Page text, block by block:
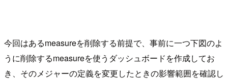
今回はあるmeasureを削除する前提で、事前に一つ下図のよ
うに削除するmeasureを使うダッシュボードを作成してお
き、そのメジャーの定義を変更したときの影響範囲を確認し